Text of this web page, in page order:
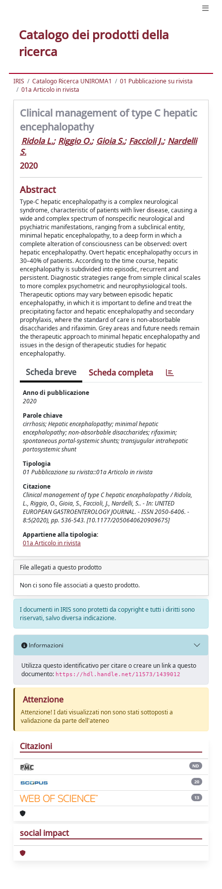
Catalogo dei prodotti della
ricerca
IRIS Catalogo Ricerca UNIROMA1
01 Pubblicazione su rivista
01a Articolo in rivista
Clinical management of type C hepatic
encephalopathy
Ridola L.; Riggio O.; Gioia S.; Faccioli J.; Nardelli
S.
2020
Abstract
Type-C hepatic encephalopathy is a complex neurological
syndrome, characteristic of patients with liver disease, causing a
wide and complex spectrum of nonspecific neurological and
psychiatric manifestations, ranging from a subclinical entity,
minimal hepatic encephalopathy, to a deep form in which a
complete alteration of consciousness can be observed: overt
hepatic encephalopathy. Overt hepatic encephalopathy occurs in
30–40% of patients. According to the time course, hepatic
encephalopathy is subdivided into episodic, recurrent and
persistent. Diagnostic strategies range from simple clinical scales
to more complex psychometric and neurophysiological tools.
Therapeutic options may vary between episodic hepatic
encephalopathy, in which it is important to define and treat the
precipitating factor and hepatic encephalopathy and secondary
prophylaxis, where the standard of care is non-absorbable
disaccharides and rifaximin. Grey areas and future needs remain
the therapeutic approach to minimal hepatic encephalopathy and
issues in the design of therapeutic studies for hepatic
encephalopathy.
Scheda breve Scheda completa
Anno di pubblicazione
2020
Parole chiave
cirrhosis; Hepatic encephalopathy; minimal hepatic
encephalopathy; non-absorbable disaccharides; rifaximin;
spontaneous portal-systemic shunts; transjugular intrahepatic
portosystemic shunt
Tipologia
01 Pubblicazione su rivista::01a Articolo in rivista
Citazione
Clinical management of type C hepatic encephalopathy / Ridola,
L., Riggio, O., Gioia, S., Faccioli, J., Nardelli, S.. - In: UNITED
EUROPEAN GASTROENTEROLOGY JOURNAL. - ISSN 2050-6406. -
8:5(2020), pp. 536-543. [10.1177/2050640620909675]
Appartiene alla tipologia:
01a Articolo in rivista
File allegati a questo prodotto
Non ci sono file associati a questo prodotto.
I documenti in IRIS sono protetti da copyright e tutti i diritti sono
riservati, salvo diversa indicazione.
Informazioni
Utilizza questo identificativo per citare o creare un link a questo
documento: https://hdl.handle.net/11573/1439012
Attenzione
Attenzione! I dati visualizzati non sono stati sottoposti a
validazione da parte dell'ateneo
Citazioni
ND
20
13
social impact